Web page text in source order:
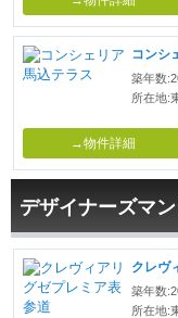
コンシ
築年数
所在地:
→物件詳細
デザイナーズマ
築年数
所在地: